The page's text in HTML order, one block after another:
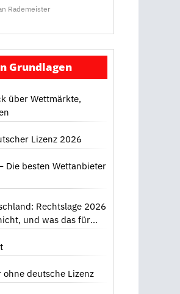
Rademeister
Grundlagen
über Wettmärkte,
Lizenz 2026
Die besten Wettanbieter
Rechtslage 2026
und was das für
deutsche Lizenz